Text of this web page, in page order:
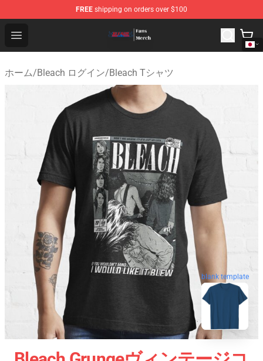
FREE shipping on orders over $100
Open menu
Bleach Store - Official Bleach Merchandise Shop
ホーム/Bleach ログイン/Bleach Tシャツ
blank template